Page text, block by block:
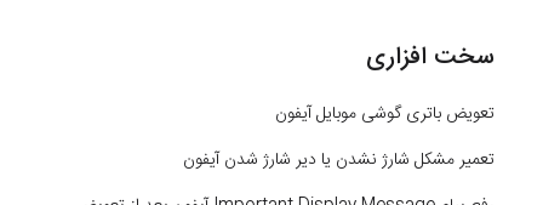
سخت افزاری
تعویض باتری گوشی موبایل آیفون
تعمیر مشکل شارژ نشدن یا دیر شارژ شدن آیفون